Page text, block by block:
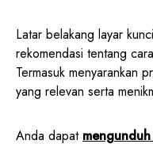
Latar belakang layar
rekomendasi tentang
Termasuk menyarankan
yang relevan serta
Anda dapat